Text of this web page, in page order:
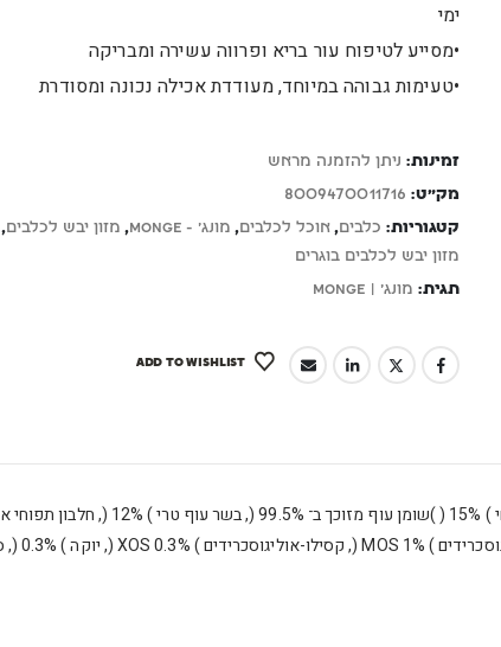
ימי
•מסייע לטיפוח עור בריא ופרווה עשירה ומבריקה
•טעימות גבוהה במיוחד, מעודדת אכילה נכונה ומסודרת
זמינות: ניתן להזמנה מראש
מק"ט: 8009470011716
קטגוריות: כלבים, אוכל לכלבים, מונג' - Monge , מזון יבש לכלבים,
מזון יבש לכלבים בוגרים
תגית: מונג' | Monge
ADD TO WISHLIST